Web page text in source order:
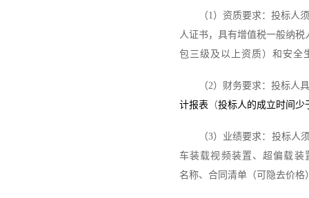
（1） 资质要求：投标人
人证书，具有增值税一般纳税
包三级及以上资质）和 安全
（2） 财务要求：投标人
计报表 （投标人的成立时间少
（3） 业绩要求： 投标人
车装载视频装置、超偏载装
名称、合同清单（可隐去价格